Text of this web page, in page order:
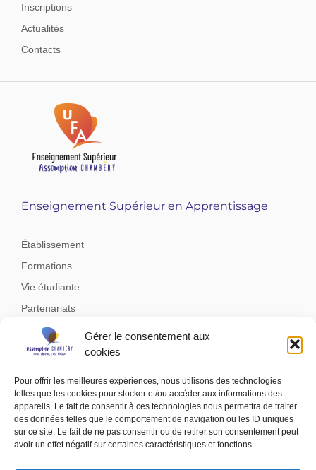
Gérer le consentement aux
cookies
Pour offrir les meilleures expériences, nous utilisons des technologies
telles que les cookies pour stocker et/ou accéder aux informations des
appareils. Le fait de consentir à ces technologies nous permettra de traiter
des données telles que le comportement de navigation ou les ID uniques
sur ce site. Le fait de ne pas consentir ou de retirer son consentement peut
avoir un effet négatif sur certaines caractéristiques et fonctions.
Inscriptions
Actualités
Contacts
Enseignement Supérieur en Apprentissage
Établissement
Formations
Vie étudiante
Partenariats
Documents et liens utiles
Financement des formations
Actualités
Contacts